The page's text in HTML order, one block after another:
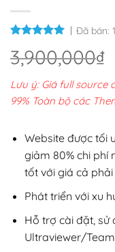
Đã bán:
3,900,000₫
Lưu ý: Giá full source
99% Toàn bộ các
Website được tối
giảm 80% chi phí
tốt với giá cả phải
Phát triển với xu
Hỗ trợ cài đặt, sử
Ultraviewer/